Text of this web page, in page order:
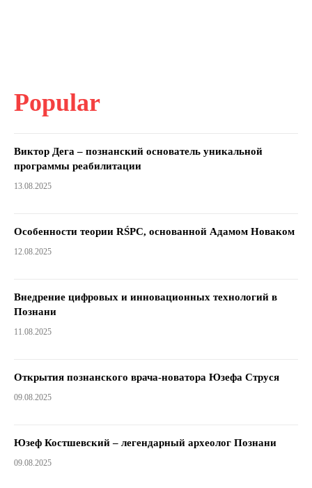
Popular
Виктор Дега – познанский основатель уникальной
программы реабилитации
13.08.2025
Особенности теории RŚPC, основанной Адамом Новаком
12.08.2025
Внедрение цифровых и инновационных технологий в
Познани
11.08.2025
Открытия познанского врача-новатора Юзефа Струся
09.08.2025
Юзеф Костшевский – легендарный археолог Познани
09.08.2025